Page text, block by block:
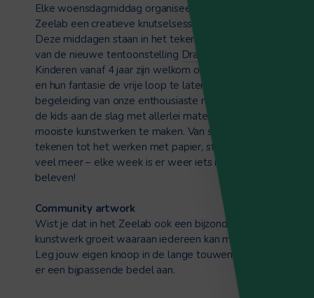
Elke woensdagmiddag organiseert Muzee in het
Zeelab een creatieve knutselsessie voor kinderen.
Deze middagen staan in het teken van de zee en
van de nieuwe tentoonstelling Draad & Dracht.
Kinderen vanaf 4 jaar zijn welkom om mee te doen
en hun fantasie de vrije loop te laten. Onder
begeleiding van onze enthousiaste museumjuf gaan
de kids aan de slag met allerlei materialen om de
mooiste kunstwerken te maken. Van schilderen en
tekenen tot het werken met papier, stof en nog
veel meer – elke week is er weer iets nieuws te
beleven!
Community artwork
Wist je dat in het Zeelab ook een bijzonder
kunstwerk groeit waaraan iedereen kan meedoen?
Leg jouw eigen knoop in de lange touwen en hang
er een bijpassende bedel aan.